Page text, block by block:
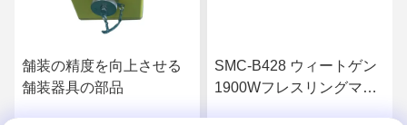
舗装の精度を向上させる
舗装器具の部品
SMC-B428 ウィートゲン
1900Wフレスリングマシ